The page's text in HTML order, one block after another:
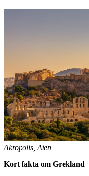
Akropolis, Aten
Kort fakta om Grekland